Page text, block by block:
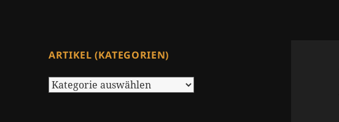
ARTIKEL (KATEGORIEN)
Artikel